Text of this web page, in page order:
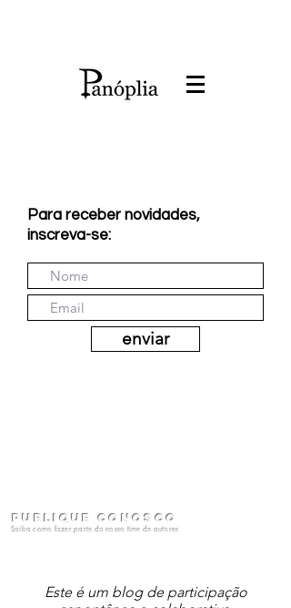
Para receber novidades,
inscreva-se:
enviar
Publique conosco
Saiba como fazer parte do nosso time de autores
Este é um blog de participação